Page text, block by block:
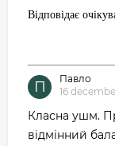
Відповідає
П
Павло
16
Класна ушм.
відмінний